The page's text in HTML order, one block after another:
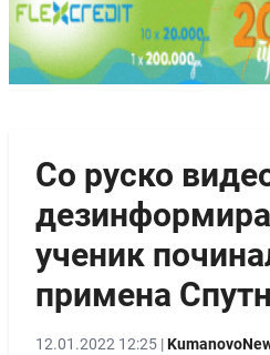
Со руско
ученик
примена
12.01.2022 12:25 |